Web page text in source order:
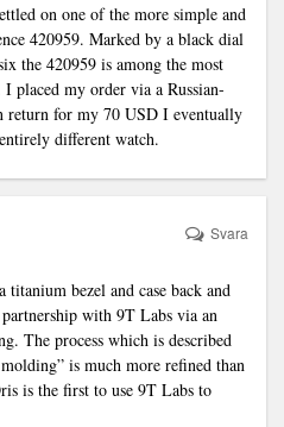
on one of the more simple and
420959. Marked by a black dial
the 420959 is among the most
placed my order via a Russian-
return for my 70 USD I eventually
different watch.
a titanium bezel and case back and
with 9T Labs via an
The process which is described
is much more refined than
is the first to use 9T Labs to
Svara